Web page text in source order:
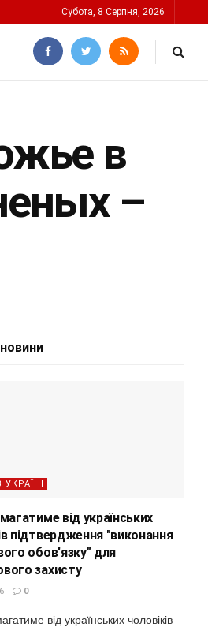
Субота, 8 Серпня, 2026
в
–
УКРАЇНІ
від українських
підтвердження "виконання
обов'язку" для
захисту
0
від українських чоловіків